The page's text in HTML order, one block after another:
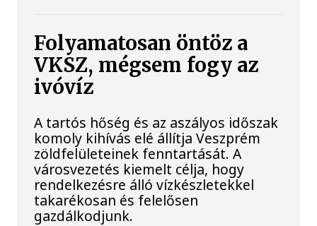
Folyamatosan öntöz a
VKSZ, mégsem fogy az
ivóvíz
A tartós hőség és az aszályos időszak
komoly kihívás elé állítja Veszprém
zöldfelületeinek fenntartását. A
városvezetés kiemelt célja, hogy
rendelkezésre álló vízkészletekkel
takarékosan és felelősen
gazdálkodjunk.